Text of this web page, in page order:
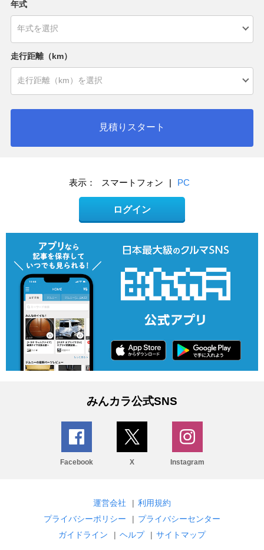
年式
走行距離（km）
見積りスタート
表示： スマートフォン | PC
ログイン
みんカラ公式SNS
Facebook X Instagram
運営会社 | 利用規約
プライバシーポリシー
| プライバシーセンター
ガイドライン
| ヘルプ | サイトマップ